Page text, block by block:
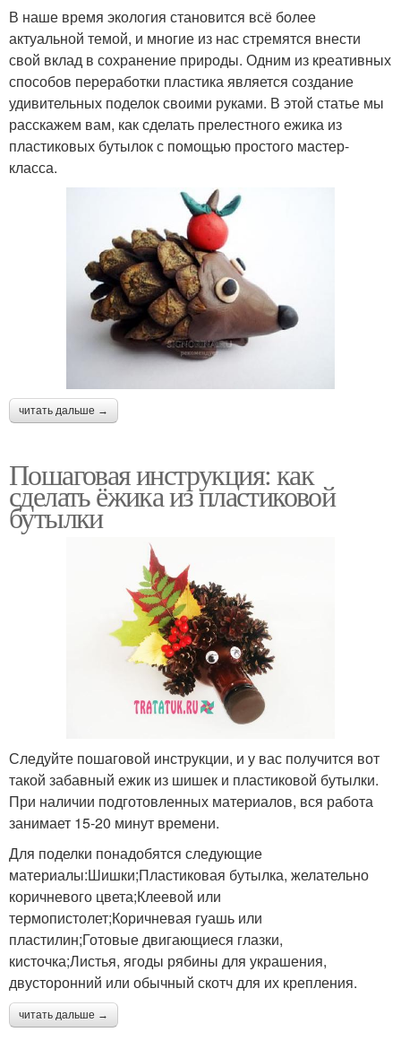
В наше время экология становится всё более
актуальной темой, и многие из нас стремятся внести
свой вклад в сохранение природы. Одним из креативных
способов переработки пластика является создание
удивительных поделок своими руками. В этой статье мы
расскажем вам, как сделать прелестного ежика из
пластиковых бутылок с помощью простого мастер-
класса.
читать дальше →
Пошаговая инструкция: как
сделать ёжика из пластиковой
бутылки
Следуйте пошаговой инструкции, и у вас получится вот
такой забавный ежик из шишек и пластиковой бутылки.
При наличии подготовленных материалов, вся работа
занимает 15-20 минут времени.
Для поделки понадобятся следующие
материалы:Шишки;Пластиковая бутылка, желательно
коричневого цвета;Клеевой или
термопистолет;Коричневая гуашь или
пластилин;Готовые двигающиеся глазки,
кисточка;Листья, ягоды рябины для украшения,
двусторонний или обычный скотч для их крепления.
читать дальше →